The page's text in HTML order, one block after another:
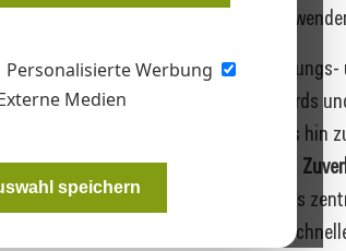
Personalisierte Werbung
Medien
speichern
professionelle und anspruchsvolle
Lackierhandwerk sowie für Renovierungs-
wir immer wieder höchste Standards
Fräsen, Schleifen, Absaugmobilen bis hin
Unsere Produkte zeichnen sich durch
Lebensdaueraus. Ganz wichtig sind uns
und sauberes Arbeiten, um